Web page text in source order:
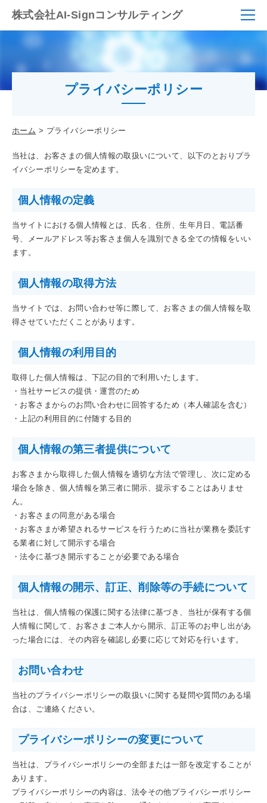
株式会社AI-Signコンサルティング
プライバシーポリシー
ホーム プライバシーポリシー
当社は、お客さまの個人情報の取扱いについて、以下のとおりプラ
イバシーポリシーを定めます。
個人情報の定義
当サイトにおける個人情報とは、氏名、住所、生年月日、電話番
号、メールアドレス等お客さま個人を識別できる全ての情報をいい
ます。
個人情報の取得方法
当サイトでは、お問い合わせ等に際して、お客さまの個人情報を取
得させていただくことがあります。
個人情報の利用目的
取得した個人情報は、下記の目的で利用いたします。
・当社サービスの提供・運営のため
・お客さまからのお問い合わせに回答するため（本人確認を含む）
・上記の利用目的に付随する目的
個人情報の第三者提供について
お客さまから取得した個人情報を適切な方法で管理し、次に定める
場合を除き、個人情報を第三者に開示、提示することはありませ
ん。
・お客さまの同意がある場合
・お客さまが希望されるサービスを行うために当社が業務を委託す
る業者に対して開示する場合
・法令に基づき開示することが必要である場合
個人情報の開示、訂正、削除等の手続について
当社は、個人情報の保護に関する法律に基づき、当社が保有する個
人情報に関して、お客さまご本人から開示、訂正等のお申し出があ
った場合には、その内容を確認し必要に応じて対応を行います。
お問い合わせ
当社のプライバシーポリシーの取扱いに関する疑問や質問のある場
合は、ご連絡ください。
プライバシーポリシーの変更について
当社は、プライバシーポリシーの全部または一部を改定することが
あります。
プライバシーポリシーの内容は、法令その他プライバシーポリシー